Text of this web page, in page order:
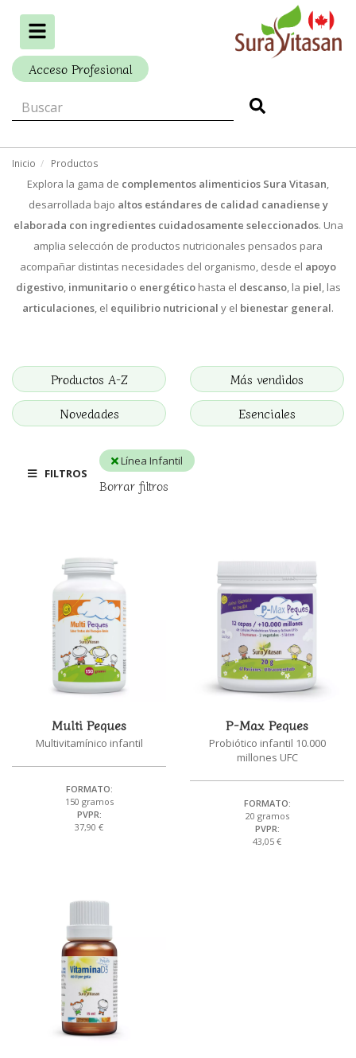
Alternar
navegación
Acceso Profesional
Inicio Productos
Explora la gama de complementos alimenticios Sura Vitasan,
desarrollada bajo altos estándares de calidad canadiense y
elaborada con ingredientes cuidadosamente seleccionados. Una
amplia selección de productos nutricionales pensados para
acompañar distintas necesidades del organismo, desde el apoyo
digestivo, inmunitario o energético hasta el descanso, la piel, las
articulaciones, el equilibrio nutricional y el bienestar general.
Productos A-Z Más vendidos
Novedades Esenciales
FILTROS
Línea Infantil
Borrar filtros
Multi Peques
Multivitamínico infantil
FORMATO:
150 gramos
PVPR:
37,90 €
P-Max Peques
Probiótico infantil 10.000
millones UFC
FORMATO:
20 gramos
PVPR:
43,05 €